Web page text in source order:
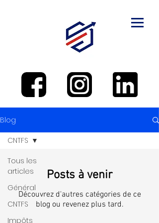
Blog
Tous les
articles
Général
CNTFS
Impôts
CNTFS
Posts à venir
Découvrez d'autres catégories de ce
blog ou revenez plus tard.